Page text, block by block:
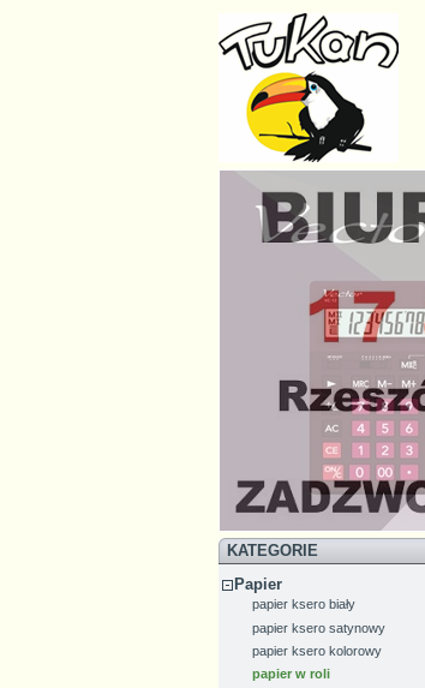
KATEGORIE
Papier
papier ksero biały
papier ksero satynowy
papier ksero kolorowy
papier w roli